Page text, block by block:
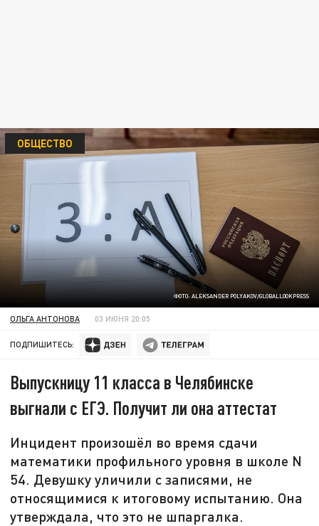
ФОТО: ALEKSANDER POLYAKOV/GLOBALLOOKPRESS
ОБЩЕСТВО
ОЛЬГА АНТОНОВА 03 ИЮНЯ 20:05
ПОДПИШИТЕСЬ:
Выпускницу 11 класса в Челябинске
выгнали с ЕГЭ. Получит ли она аттестат
Инцидент произошёл во время сдачи
математики профильного уровня в школе N
54. Девушку уличили с записями, не
относящимися к итоговому испытанию. Она
утверждала, что это не шпаргалка.